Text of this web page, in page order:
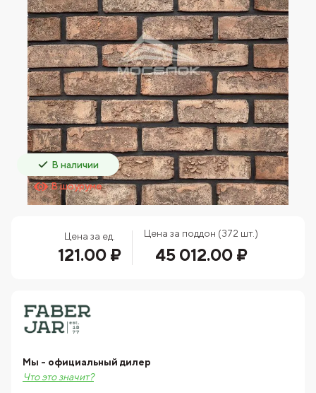
В наличии
В шоуруме
Цена за ед.
121.00 ₽
Цена за поддон (372 шт.)
45 012.00 ₽
Мы - официальный дилер
Что это значит?